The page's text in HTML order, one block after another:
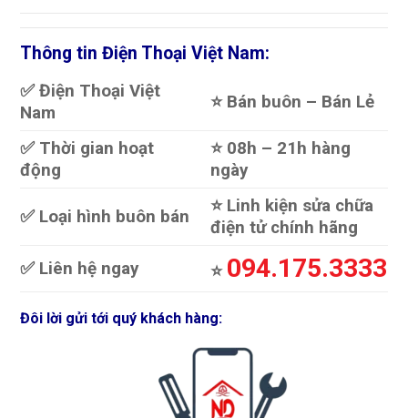
Thông tin Điện Thoại Việt Nam:
✅ Điện Thoại Việt
Nam
⭐️ Bán buôn – Bán Lẻ
✅ Thời gian hoạt
động
⭐️ 08h – 21h hàng
ngày
✅ Loại hình buôn bán
⭐️ Linh kiện sửa chữa
điện tử chính hãng
✅ Liên hệ ngay
⭐️ 094.175.3333
Đôi lời gửi tới quý khách hàng: